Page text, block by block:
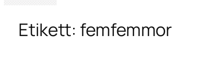
Etikett: femfemmor